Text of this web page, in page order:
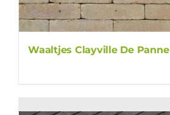
Waaltjes Clayville De Panne